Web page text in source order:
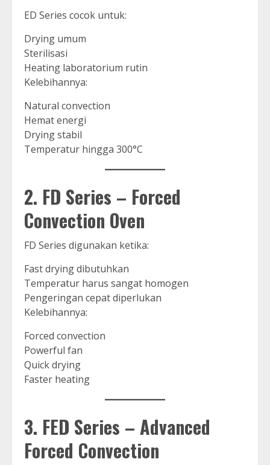
ED Series cocok untuk:
Drying umum
Sterilisasi
Heating laboratorium rutin
Kelebihannya:
Natural convection
Hemat energi
Drying stabil
Temperatur hingga 300°C
2. FD Series – Forced
Convection Oven
FD Series digunakan ketika:
Fast drying dibutuhkan
Temperatur harus sangat homogen
Pengeringan cepat diperlukan
Kelebihannya:
Forced convection
Powerful fan
Quick drying
Faster heating
3. FED Series – Advanced
Forced Convection